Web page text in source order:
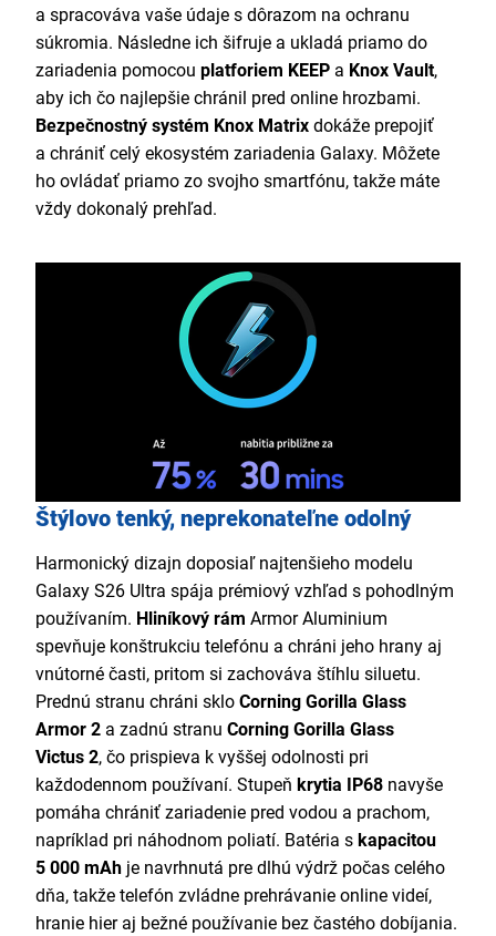
a spracováva vaše údaje s dôrazom na ochranu
súkromia. Následne ich šifruje a ukladá priamo do
zariadenia pomocou platforiem KEEP a Knox Vault,
aby ich čo najlepšie chránil pred online hrozbami.
Bezpečnostný systém Knox Matrix dokáže prepojiť
a chrániť celý ekosystém zariadenia Galaxy. Môžete
ho ovládať priamo zo svojho smartfónu, takže máte
vždy dokonalý prehľad.
Štýlovo tenký, neprekonateľne odolný
Harmonický dizajn doposiaľ najtenšieho modelu
Galaxy S26 Ultra spája prémiový vzhľad s pohodlným
používaním. Hliníkový rám Armor Aluminium
spevňuje konštrukciu telefónu a chráni jeho hrany aj
vnútorné časti, pritom si zachováva štíhlu siluetu.
Prednú stranu chráni sklo Corning Gorilla Glass
Armor 2 a zadnú stranu Corning Gorilla Glass
Victus 2, čo prispieva k vyššej odolnosti pri
každodennom používaní. Stupeň krytia IP68 navyše
pomáha chrániť zariadenie pred vodou a prachom,
napríklad pri náhodnom poliatí. Batéria s kapacitou
5 000 mAh je navrhnutá pre dlhú výdrž počas celého
dňa, takže telefón zvládne prehrávanie online videí,
hranie hier aj bežné používanie bez častého dobíjania.